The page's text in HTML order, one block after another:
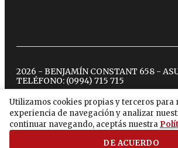
Utilizamos cookies propias y terceros para
experiencia de navegación y analizar
continuar navegando, aceptás nuestra
DE ACUERDO
2026 - BENJAMÍN CONSTANT 658 -
TELÉFONO: (0994) 715 715
twitterinstagram
facebook
tiktok